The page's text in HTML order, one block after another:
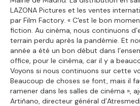
LAZONA Pictures et les ventes
par Film Factory. « C'est le bon
fiction. Au cinéma, nous continuons
terrain perdu après la pandémie. Et
année a été un bon début dans
office, pour le cinéma, car il y a
Voyons si nous continuons sur cette
Beaucoup de choses se font, mais il
ramener dans les salles de cinéma »,
Artiñano, directeur général